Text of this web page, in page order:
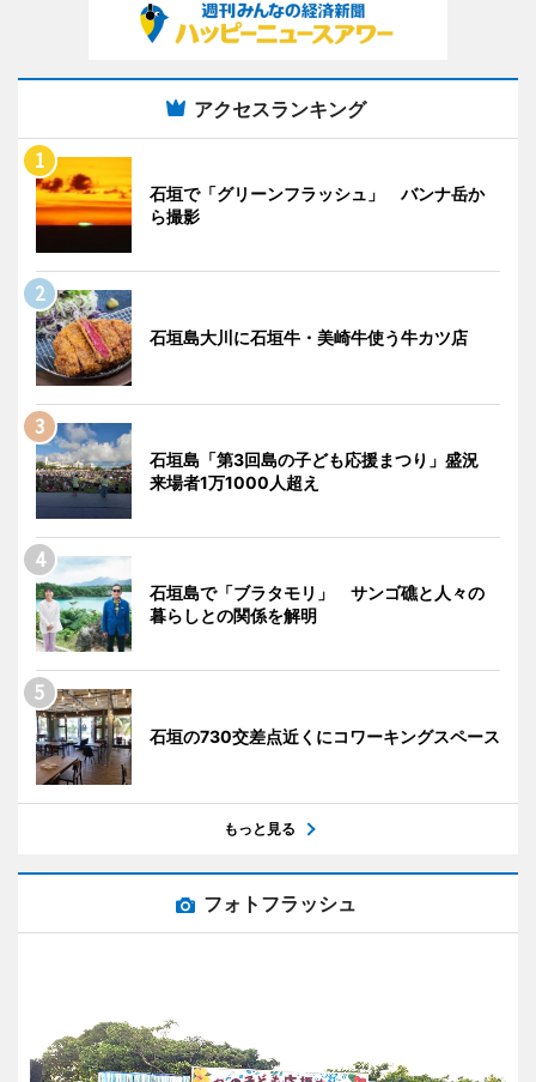
アクセスランキング
石垣で「グリーンフラッシュ」 バンナ岳か
ら撮影
石垣島大川に石垣牛・美崎牛使う牛カツ店
石垣島「第3回島の子ども応援まつり」盛況
来場者1万1000人超え
石垣島で「ブラタモリ」 サンゴ礁と人々の
暮らしとの関係を解明
石垣の730交差点近くにコワーキングスペース
もっと見る
フォトフラッシュ